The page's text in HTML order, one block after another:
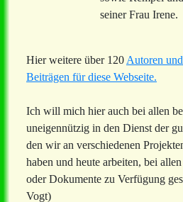
seiner Frau Irene.
Hier weitere über 120Autoren
Beiträgen für diese Webseite.
Ich will mich hier auch bei allen
uneigennützig in den Dienst der
den wir an verschiedenen
haben und heute arbeiten, bei
oder Dokumente zu Verfügung
Vogt)